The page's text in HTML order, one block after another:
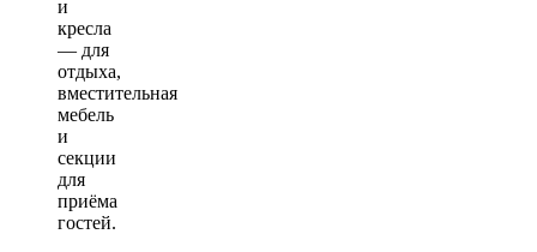
и
кресла
— для
отдыха,
вместительная
мебель
и
секции
для
приёма
гостей.